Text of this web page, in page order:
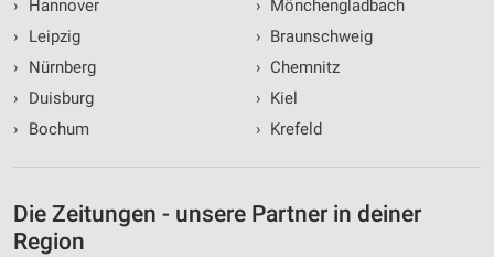
›
Hannover
›
Leipzig
›
Nürnberg
›
Duisburg
›
Bochum
› Mönchengladbach
› Braunschweig
› Chemnitz
› Kiel
› Krefeld
Die Zeitungen - unsere Partner in deiner
Region
Funktional
Werbung